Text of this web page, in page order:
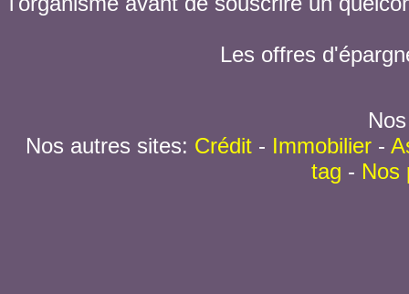
Les offres
Nos autres sites: Crédit- Immobilier-
tag - Nos